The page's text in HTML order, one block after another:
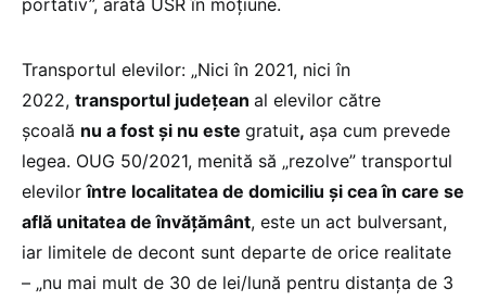
portativ”, arată USR în moțiune.
Transportul elevilor: „Nici în 2021, nici în
2022, transportul judeţean al elevilor către
şcoală nu a fost și nu este gratuit, aşa cum prevede
legea. OUG 50/2021, menită să „rezolve” transportul
elevilorîntre localitatea de domiciliu și cea în care se
află unitatea de învățământ, este un act bulversant,
iar limitele de decont sunt departe de orice realitate
– „nu mai mult de 30 de lei/lună pentru distanța de 3